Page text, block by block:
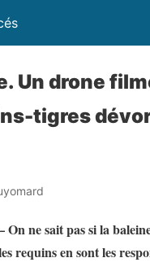
Un drone
tigres
ne sait pas si la
requins en sont les